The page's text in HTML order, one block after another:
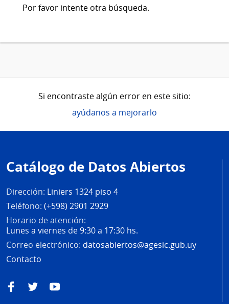
Por favor intente otra búsqueda.
Si encontraste algún error en este sitio:
ayúdanos a mejorarlo
de
página
Catálogo de Datos Abiertos
Dirección: Liniers 1324 piso 4
Teléfono: (+598) 2901 2929
Horario de atención:
Lunes a viernes de 9:30 a 17:30 hs.
Correo electrónico: datosabiertos@agesic.gub.uy
Contacto
FacebookTwitterYouTube